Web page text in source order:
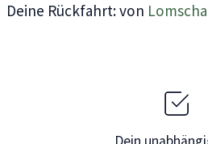
Deine Rückfahrt: von